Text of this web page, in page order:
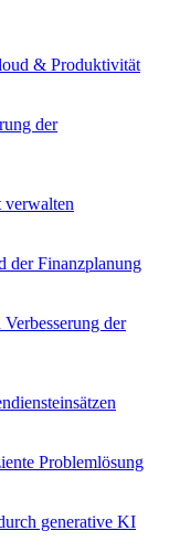
& Produktivität
der
verwalten
der Finanzplanung
der
Problemlösung
generative KI